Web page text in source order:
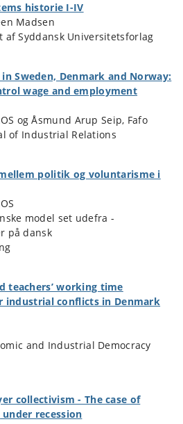
historie I-IV
Madsen
Syddansk Universitetsforlag
Sweden, Denmark and Norway:
wage and employment
og Åsmund Arup Seip, Fafo
of Industrial Relations
politik og voluntarisme i
model set udefra -
på dansk
teachers’ working time
industrial conflicts in Denmark
and Industrial Democracy
collectivism - The case of
recession